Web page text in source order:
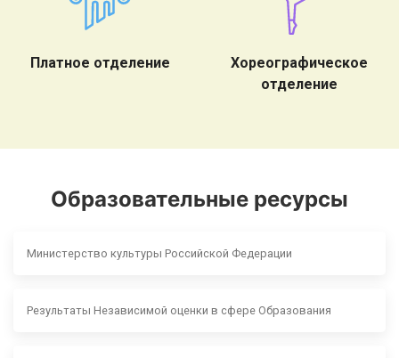
Платное отделение
Хореографическое
отделение
Образовательные ресурсы
Министерство культуры Российской Федерации
Результаты Независимой оценки в сфере Образования